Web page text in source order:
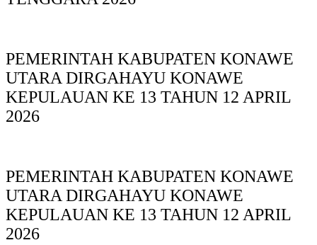
PEMERINTAH KABUPATEN KONAWE
UTARA DIRGAHAYU KONAWE
KEPULAUAN KE 13 TAHUN 12 APRIL
2026
PEMERINTAH KABUPATEN KONAWE
UTARA DIRGAHAYU KONAWE
KEPULAUAN KE 13 TAHUN 12 APRIL
2026